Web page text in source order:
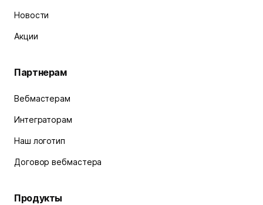
Новости
Акции
Партнерам
Вебмастерам
Интеграторам
Наш логотип
Договор вебмастера
Продукты